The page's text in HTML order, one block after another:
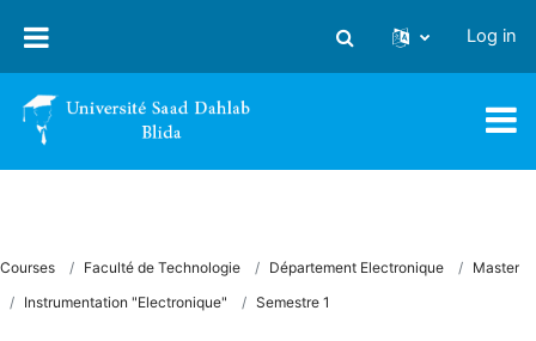
Toggle search input
Log in
Courses Faculté de Technologie Département Electronique
Master
Instrumentation "Electronique"
Semestre 1